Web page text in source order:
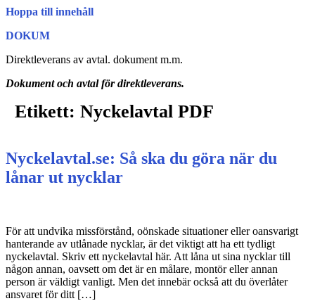
Hoppa till innehåll
DOKUM
Direktleverans av avtal. dokument m.m.
Dokument och avtal för direktleverans.
Etikett: Nyckelavtal PDF
Nyckelavtal.se: Så ska du göra när du
lånar ut nycklar
För att undvika missförstånd, oönskade situationer eller oansvarigt
hanterande av utlånade nycklar, är det viktigt att ha ett tydligt
nyckelavtal. Skriv ett nyckelavtal här. Att låna ut sina nycklar till
någon annan, oavsett om det är en målare, montör eller annan
person är väldigt vanligt. Men det innebär också att du överlåter
ansvaret för ditt […]